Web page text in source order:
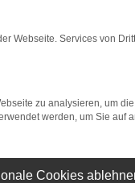
Webseite. Services von
zu analysieren, um
werden, um Sie auf
Cookies